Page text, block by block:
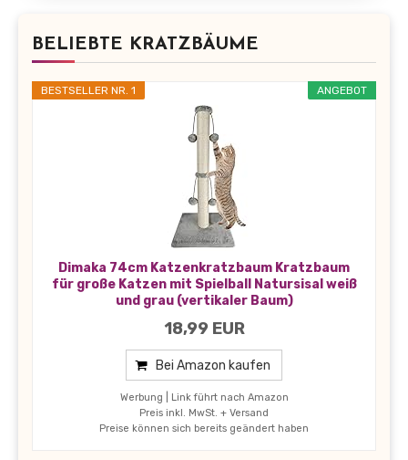
BELIEBTE KRATZBÄUME
ANGEBOT
BESTSELLER NR. 1
Dimaka 74cm Katzenkratzbaum Kratzbaum
für große Katzen mit Spielball Natursisal weiß
und grau (vertikaler Baum)
18,99 EUR
Bei Amazon kaufen
Werbung | Link führt nach Amazon
Preis inkl. MwSt. + Versand
Preise können sich bereits geändert haben